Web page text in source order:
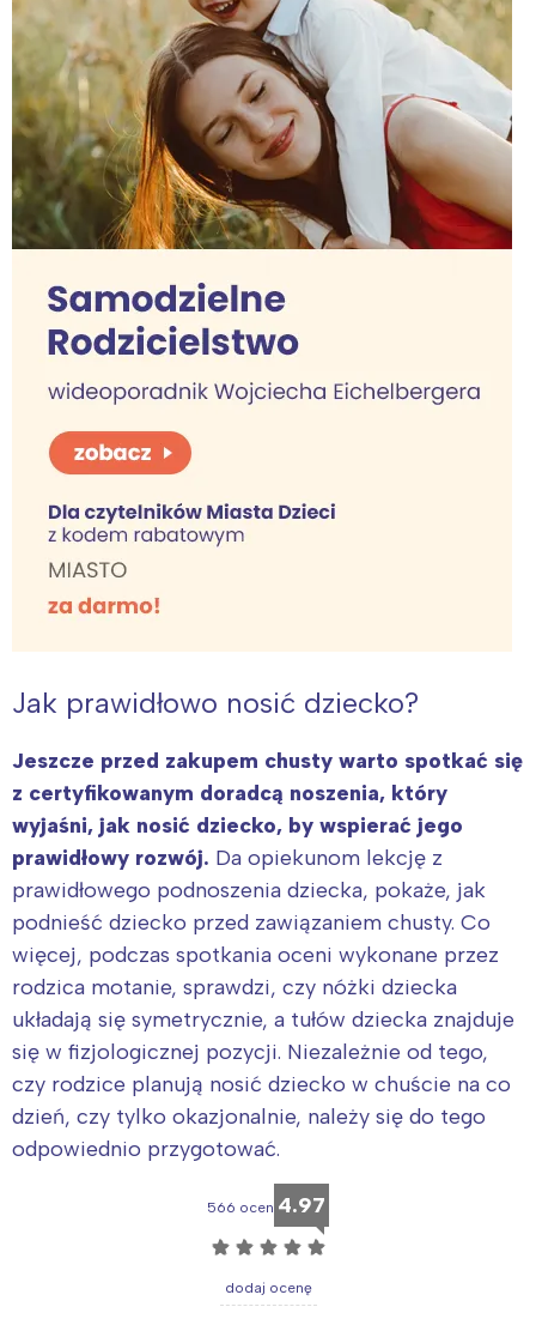
Jak prawidłowo nosić dziecko?
Jeszcze przed zakupem chusty warto spotkać się
z certyfikowanym doradcą noszenia, który
wyjaśni, jak nosić dziecko, by wspierać jego
prawidłowy rozwój. Da opiekunom lekcję z
prawidłowego podnoszenia dziecka, pokaże, jak
podnieść dziecko przed zawiązaniem chusty. Co
więcej, podczas spotkania oceni wykonane przez
rodzica motanie, sprawdzi, czy nóżki dziecka
układają się symetrycznie, a tułów dziecka znajduje
się w fizjologicznej pozycji. Niezależnie od tego,
czy rodzice planują nosić dziecko w chuście na co
dzień, czy tylko okazjonalnie, należy się do tego
odpowiednio przygotować.
566 ocen 4.97
☆ ☆ ☆ ☆ ☆
dodaj ocenę
Interesują mnie wydarzenia z
tego regionu:
Warszawa
Łódź
Trójmiasto
Poznań
Wrocław
Śląsk
Kraków